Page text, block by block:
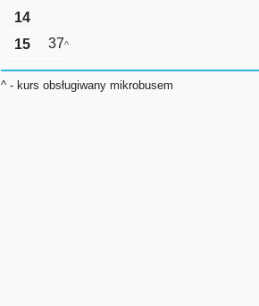
14
15
37^
^ - kurs obsługiwany mikrobusem